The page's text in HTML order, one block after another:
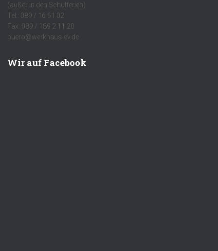
(außer in den Schulferien)
Tel.: 089 / 16 61 02
Fax: 089 / 189 2 11 20
buero@werkhaus-ev.de
Wir auf Facebook